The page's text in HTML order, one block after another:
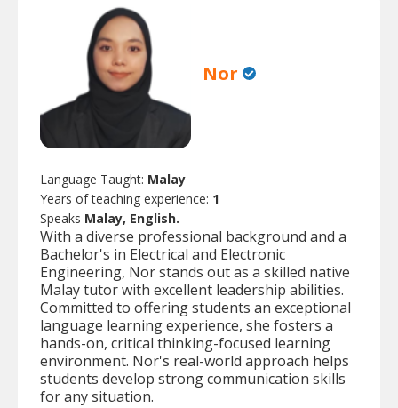
Nor
Language Taught: Malay
Years of teaching experience: 1
Speaks Malay, English.
With a diverse professional background and a
Bachelor's in Electrical and Electronic
Engineering, Nor stands out as a skilled native
Malay tutor with excellent leadership abilities.
Committed to offering students an exceptional
language learning experience, she fosters a
hands-on, critical thinking-focused learning
environment. Nor's real-world approach helps
students develop strong communication skills
for any situation.